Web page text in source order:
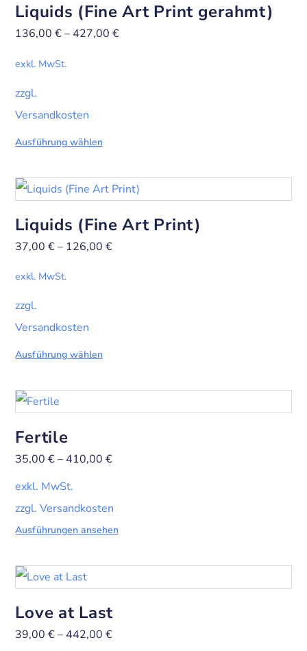
Liquids (Fine Art Print gerahmt)
136,00€– 427,00€
exkl. MwSt.
zzgl.
Versandkosten
Ausführung wählen
Liquids (Fine Art Print)
37,00€– 126,00€
exkl. MwSt.
zzgl.
Versandkosten
Ausführung wählen
Fertile
35,00€– 410,00€
exkl. MwSt.
zzgl. Versandkosten
Ausführungen ansehen
Love at Last
39,00€– 442,00€